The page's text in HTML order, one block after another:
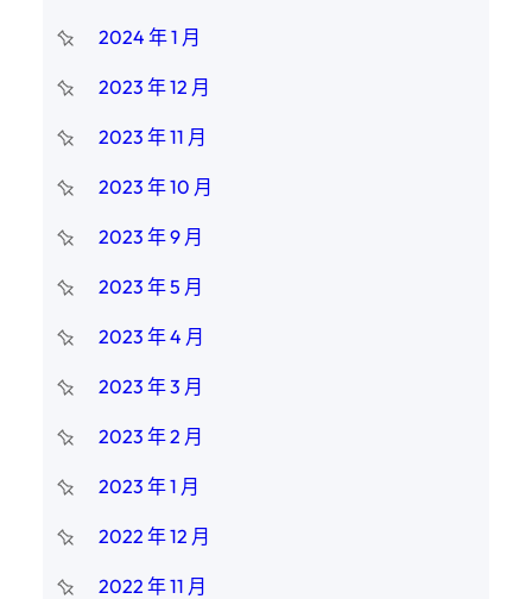
2024 年 1 月
2023 年 12 月
2023 年 11 月
2023 年 10 月
2023 年 9 月
2023 年 5 月
2023 年 4 月
2023 年 3 月
2023 年 2 月
2023 年 1 月
2022 年 12 月
2022 年 11 月